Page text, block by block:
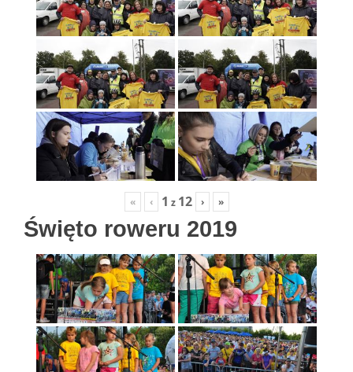
« ‹ 1 z 12 › »
Święto roweru 2019